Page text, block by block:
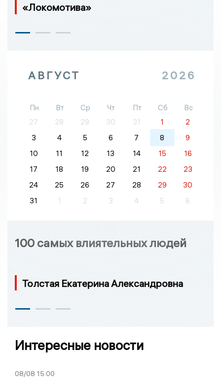
«Локомотива»
АВГУСТ 2026
Пн Вт Ср Чт Пт Сб
Вс
27
28 29 30 31 1
2
3
4 5 6 7 8
9
10
11 12 13 14 15
16
17
18 19 20 21 22
23
24
25 26 27 28 29
30
31
1 2 3 4 5 6
100 самых влиятельных людей
Толстая Екатерина Александровна
Интересные новости
08/08 15:00